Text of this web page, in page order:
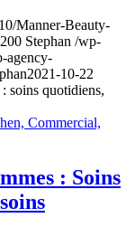
Manner-Beauty-
Stephan /wp-
agency-
2021-10-22
soins quotidiens,
: Soins